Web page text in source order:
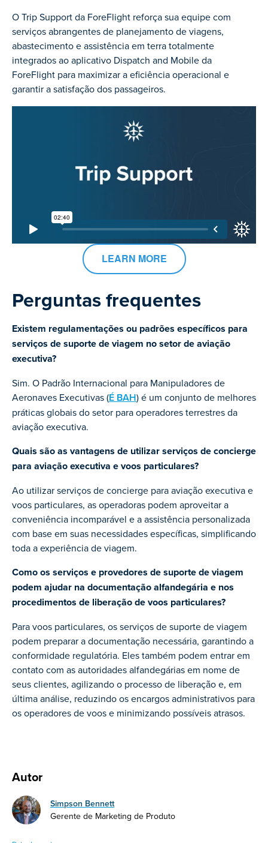
Autor
Simpson Bennett
Gerente de Marketing de Produto
O Trip Support da ForeFlight reforça sua equipe com
serviços abrangentes de planejamento de viagens,
abastecimento e assistência em terra totalmente
integrados ao aplicativo Dispatch and Mobile da
ForeFlight para maximizar a eficiência operacional e
garantir a satisfação dos passageiros.
LEARN MORE
Perguntas frequentes
Existem regulamentações ou padrões específicos para
serviços de suporte de viagem no setor de aviação
executiva?
Sim. O Padrão Internacional para Manipuladores de
Aeronaves Executivas (É BAH) é um conjunto de melhores
práticas globais do setor para operadores terrestres da
aviação executiva.
Quais são as vantagens de utilizar serviços de concierge
para aviação executiva e voos particulares?
Ao utilizar serviços de concierge para aviação executiva e
voos particulares, as operadoras podem aproveitar a
conveniência incomparável e a assistência personalizada
com base em suas necessidades específicas, simplificando
toda a experiência de viagem.
Como os serviços e provedores de suporte de viagem
podem ajudar na documentação alfandegária e nos
procedimentos de liberação de voos particulares?
Para voos particulares, os serviços de suporte de viagem
podem preparar a documentação necessária, garantindo a
conformidade regulatória. Eles também podem entrar em
contato com as autoridades alfandegárias em nome de
seus clientes, agilizando o processo de liberação e, em
última análise, reduzindo os encargos administrativos para
os operadores de voos e minimizando possíveis atrasos.